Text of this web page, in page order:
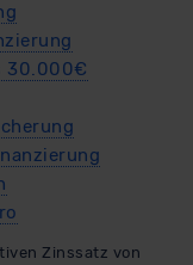
30.000€
Zinssatz von